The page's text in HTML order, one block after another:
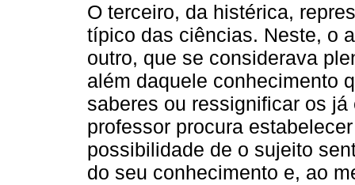
O terceiro, da histérica,
típico das ciências. Neste, o
outro, que se considerava
além daquele conhecimento
saberes ou ressignificar os
professor procura
possibilidade de o sujeito
do seu conhecimento e, ao